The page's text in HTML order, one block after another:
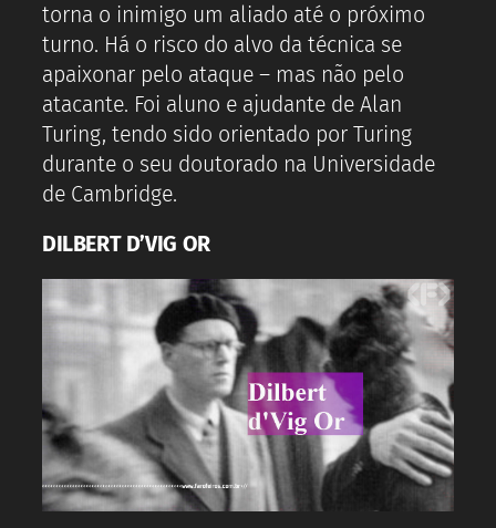
torna o inimigo um aliado até o próximo
turno. Há o risco do alvo da técnica se
apaixonar pelo ataque – mas não pelo
atacante. Foi aluno e ajudante de Alan
Turing, tendo sido orientado por Turing
durante o seu doutorado na Universidade
de Cambridge.
DILBERT D’VIG OR